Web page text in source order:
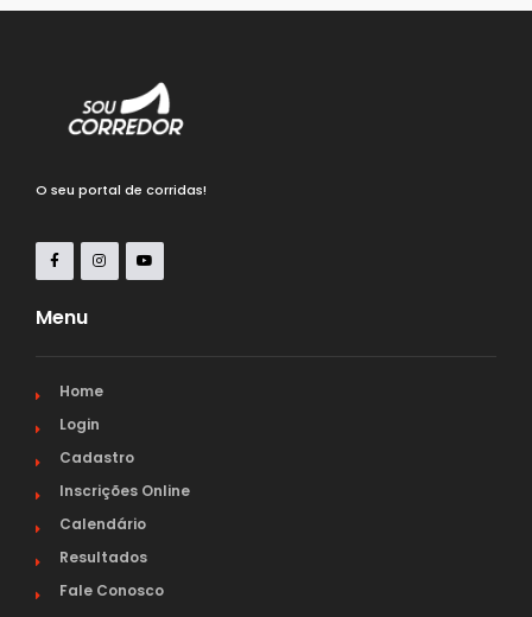
O seu portal de corridas!
Menu
Home
Login
Cadastro
Inscrições Online
Calendário
Resultados
Fale Conosco